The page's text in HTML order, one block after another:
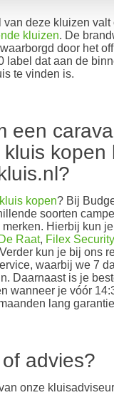
van deze kluizen valt
kluizen. De
door het
label dat aan de
te vinden is.
een
kopen
kluis kopen? Bij
soorten
Hierbij kun
De Raat, Filex Security
kun je bij ons
waarbij we 7
Daarnaast is je
wanneer je vóór
lang
advies?
onze